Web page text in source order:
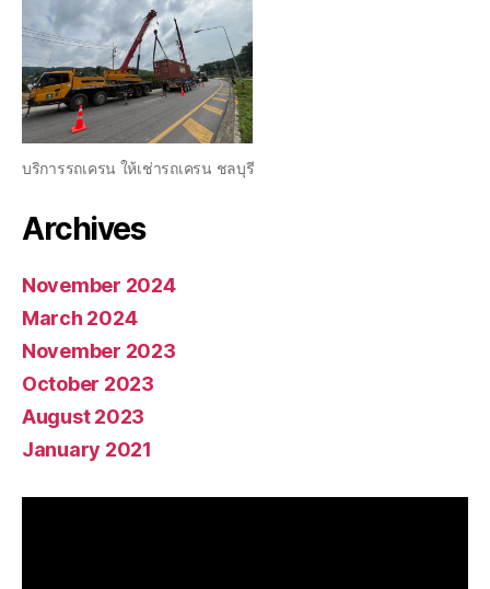
บริการรถเครน ให้เช่ารถเครน ชลบุรี
Archives
November 2024
March 2024
November 2023
October 2023
August 2023
January 2021